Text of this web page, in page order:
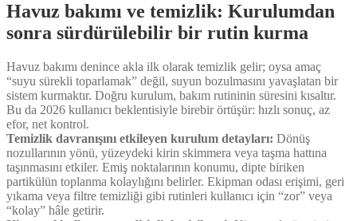
Havuz bakımı ve temizlik: Kurulumdan
sonra sürdürülebilir bir rutin kurma
Havuz bakımı denince akla ilk olarak temizlik gelir; oysa amaç
“suyu sürekli toparlamak” değil, suyun bozulmasını yavaşlatan bir
sistem kurmaktır. Doğru kurulum, bakım rutininin süresini kısaltır.
Bu da 2026 kullanıcı beklentisiyle birebir örtüşür: hızlı sonuç, az
efor, net kontrol.
Temizlik davranışını etkileyen kurulum detayları: Dönüş
nozullarının yönü, yüzeydeki kirin skimmera veya taşma hattına
taşınmasını etkiler. Emiş noktalarının konumu, dipte biriken
partikülün toplanma kolaylığını belirler. Ekipman odası erişimi, geri
yıkama veya filtre temizliği gibi rutinleri kullanıcı için “zor” veya
“kolay” hâle getirir.